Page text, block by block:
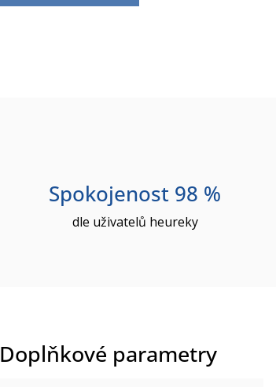
Spokojenost 98 %
dle uživatelů heureky
Doplňkové parametry